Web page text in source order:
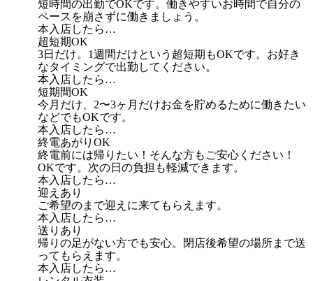
短時間の出勤でOKです。働きやすいお時間で自分の
ペースを崩さずに働きましょう。
本入店したら…
超短期OK
3日だけ。1週間だけという超短期もOKです。お好き
なタイミングで出勤してください。
本入店したら…
短期間OK
今月だけ、2〜3ヶ月だけお金を貯めるために働きたい
などでもOKです。
本入店したら…
終電あがりOK
終電前には帰りたい！そんな方もご安心ください！
OKです。次の日の負担も軽減できます。
本入店したら…
迎えあり
ご希望のまで迎えに来てもらえます。
本入店したら…
送りあり
帰りの足がない方でも安心。閉店後希望の場所まで送
ってもらえます。
本入店したら…